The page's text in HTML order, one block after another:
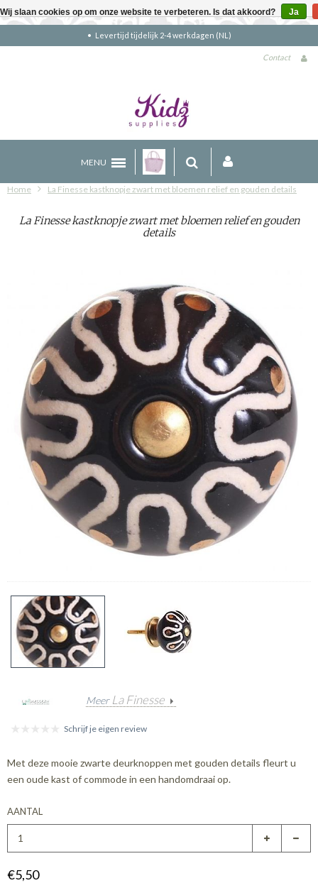
Gratis verzending boven €90 (NL)
Contact
MENU
Home La Finesse kastknopje zwart met bloemen relief en gouden details
La Finesse kastknopje zwart met bloemen relief en gouden
details
Meer La Finesse
Schrijf je eigen review
Met deze mooie zwarte deurknoppen met gouden details fleurt u
een oude kast of commode in een handomdraai op.
AANTAL
€5,50
Wij slaan cookies op om onze website te verbeteren. Is dat akkoord? Ja